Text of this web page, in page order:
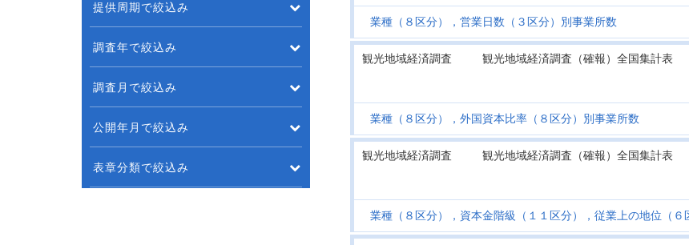
業種（８区分），営業日数（３区分）別事業所数
観光地域経済調査 観光地域経済調査（確報）全国集計表
業種（８区分），外国資本比率（８区分）別事業所数
観光地域経済調査 観光地域経済調査（確報）全国集計表
業種（８区分），資本金階級（１１区分），従業上の地位（
提供周期で絞込み
調査年で絞込み
調査月で絞込み
公開年月で絞込み
表章分類で絞込み